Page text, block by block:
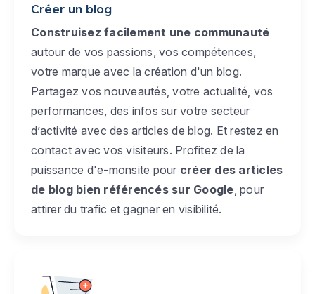
Créer un blog
Construisez facilement une communauté
autour de vos passions, vos compétences,
votre marque avec la création d'un blog.
Partagez vos nouveautés, votre actualité, vos
performances, des infos sur votre secteur
d’activité avec des articles de blog. Et restez en
contact avec vos visiteurs. Profitez de la
puissance d'e-monsite pour créer des articles
de blog bien référencés sur Google , pour
attirer du trafic et gagner en visibilité.